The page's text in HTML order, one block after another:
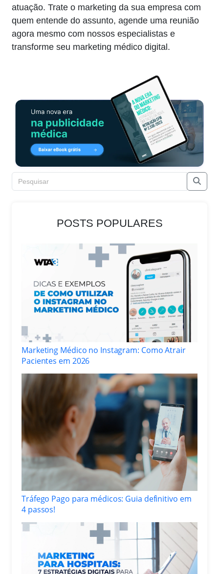
atuação. Trate o marketing da sua empresa com
quem entende do assunto, agende uma reunião
agora mesmo com nossos especialistas e
transforme seu marketing médico digital.
POSTS POPULARES
Marketing Médico no Instagram: Como Atrair
Pacientes em 2026
Tráfego Pago para médicos: Guia definitivo em
4 passos!